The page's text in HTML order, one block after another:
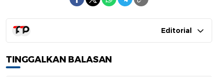
Editorial
TINGGALKAN BALASAN